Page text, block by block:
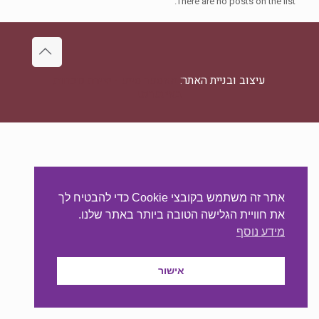
עיצוב ובניית האתר:
אתר זה משתמש בקובצי Cookie כדי להבטיח לך
את חוויית הגלישה הטובה ביותר באתר שלנו.
מידע נוסף
אישור